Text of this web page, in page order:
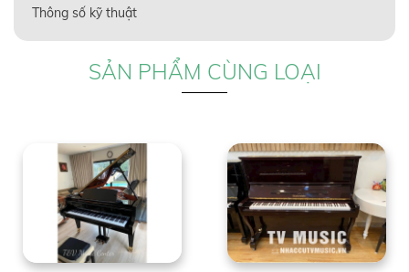
Thông số kỹ thuật
SẢN PHẨM CÙNG LOẠI